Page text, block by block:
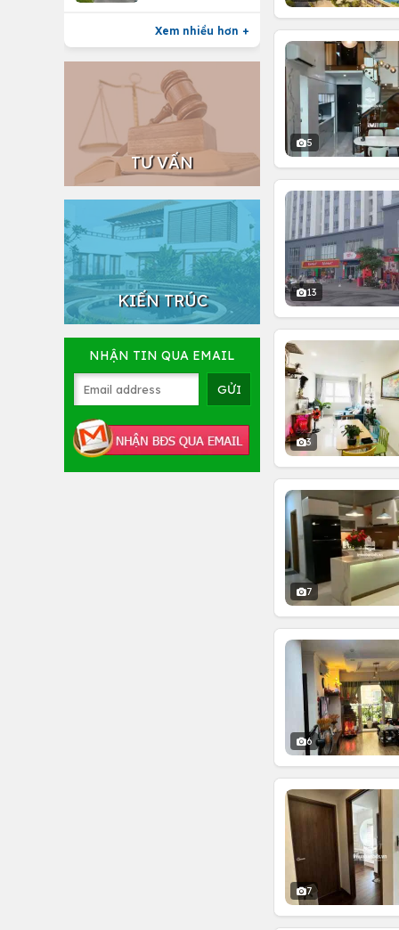
Xem nhiều hơn +
TƯ VẤN
KIẾN TRÚC
NHẬN TIN QUA EMAIL
5
13
3
7
6
7